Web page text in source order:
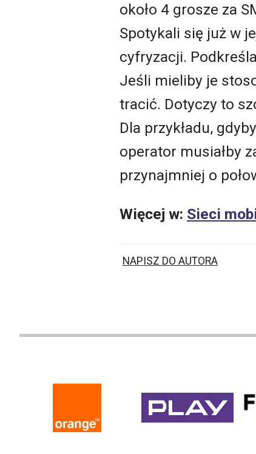
około 4 grosze za
Spotykali się już w
cyfryzacji.
Jeśli mieliby je
tracić. Dotyczy to
Dla przykładu,
operator musiałby
przynajmniej o
Więcej w: Sieci
NAPISZ DO AUTORA